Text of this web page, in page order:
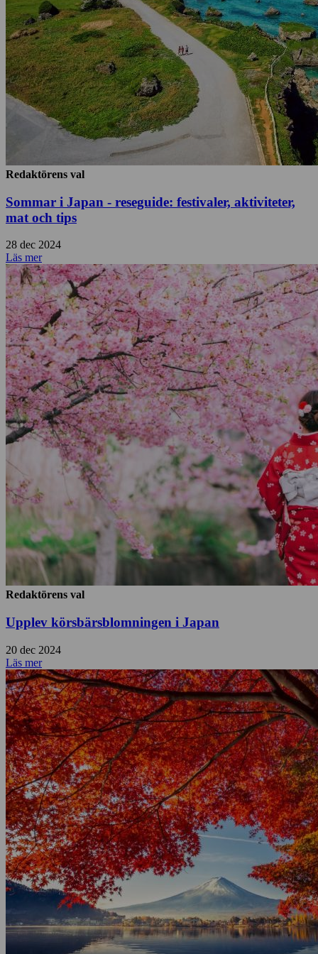
Redaktörens val
Sommar i Japan - reseguide: festivaler, aktiviteter,
mat och tips
28 dec 2024
Läs mer
Redaktörens val
Upplev körsbärsblomningen i Japan
20 dec 2024
Läs mer